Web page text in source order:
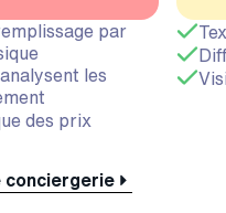
par
les
des prix
conciergerie